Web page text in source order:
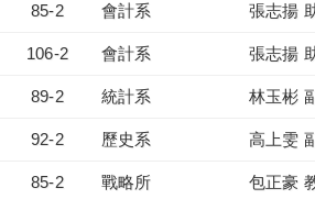
85-2 會計系 張志揚
106-2 會計系 張志揚
89-2 統計系 林玉彬
92-2 歷史系 高上雯
85-2 戰略所 包正豪